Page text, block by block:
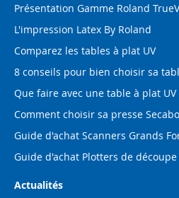
Présentation Gamme Roland
L'impression Latex By Roland
Comparez les tables à plat UV
8 conseils pour bien choisir sa
Que faire avec une table à plat UV
Comment choisir sa presse
Guide d'achat Scanners Grands
Guide d'achat Plotters de découpe
Actualités